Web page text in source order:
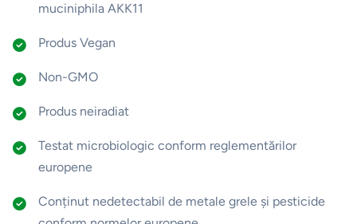
muciniphila AKK11
Produs Vegan
Non-GMO
Produs neiradiat
Testat microbiologic conform reglementărilor
europene
Conținut nedetectabil de metale grele și pesticide